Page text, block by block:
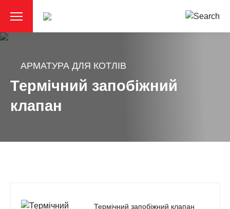
АРМАТУРА ДЛЯ КОТЛІВ
Термічний запобіжний
клапан
Термічний запобіжний клапан